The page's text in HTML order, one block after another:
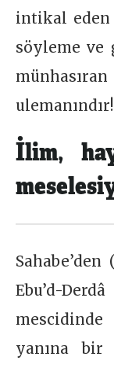
intikal eden
söyleme ve
ulemanındır!
İlim,
Ebu’d-
yanına bir